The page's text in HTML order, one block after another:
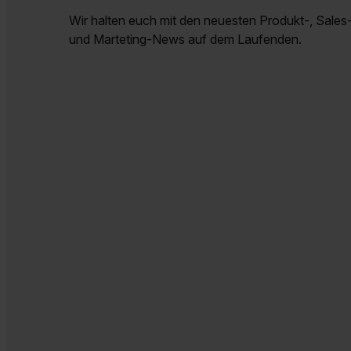
Wir halten euch mit den neuesten Produkt-,
und Marteting-News auf dem Laufenden.